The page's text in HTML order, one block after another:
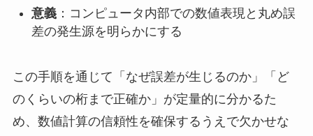
意義：コンピュータ内部での数値表現と丸め誤
差の発生源を明らかにする
この手順を通じて「なぜ誤差が生じるのか」「ど
のくらいの桁まで正確か」が定量的に分かるた
め、数値計算の信頼性を確保するうえで欠かせな